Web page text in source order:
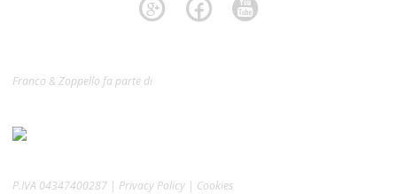
Franco & Zoppello fa parte di
P.IVA 04347400287 | Privacy Policy | Cookies